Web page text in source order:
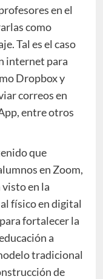
en el
como
Tal es el caso
internet para
Dropbox y
correos en
entre otros
que
en Zoom,
visto en la
físico en digital
fortalecer la
a
tradicional
de